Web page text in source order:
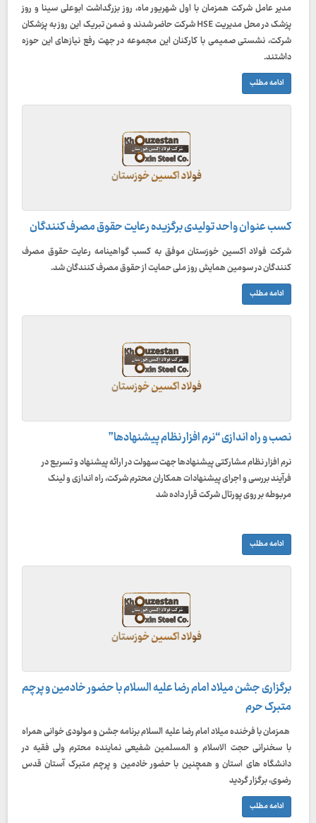
مدیر عامل شرکت همزمان با اول شهریور ماه، روز بزرگداشت ابوعلی سینا و روز
پزشک در محل مدیریت HSE شرکت حاضر شدند و ضمن تبریک این روز به پزشکان
شرکت، نشستی صمیمی با کارکنان این مجموعه در جهت رفع نیازهای این حوزه
داشتند.
ادامه مطلب
کسب عنوان واحد تولیدی برگزیده رعایت حقوق مصرف کنندگان
شرکت فولاد اکسین خوزستان موفق به کسب گواهینامه رعایت حقوق مصرف
کنندگان در سومین همایش روز ملی حمایت از حقوق مصرف کنندگان شد.
ادامه مطلب
نصب و راه اندازی “نرم افزار نظام پیشنهادها”
نرم افزار نظام مشارکتی پیشنهادها جهت سهولت در ارائه پیشنهاد و تسریع در
فرآیند بررسی و اجرای پیشنهادات همکاران محترم شرکت، راه اندازی و لینک
مربوطه بر روی پورتال شرکت قرار داده شد
ادامه مطلب
برگزاری جشن میلاد امام رضا علیه السلام با حضور خادمین و پرچم
متبرک حرم
همزمان با فرخنده میلاد امام رضا علیه السلام برنامه جشن و مولودی خوانی همراه
با سخنرانی حجت الاسلام و المسلمین شفیعی نماینده محترم ولی فقیه در
دانشگاه های استان و همچنین با حضور خادمین و پرچم متبرک آستان قدس
رضوی، برگزار گردید
ادامه مطلب